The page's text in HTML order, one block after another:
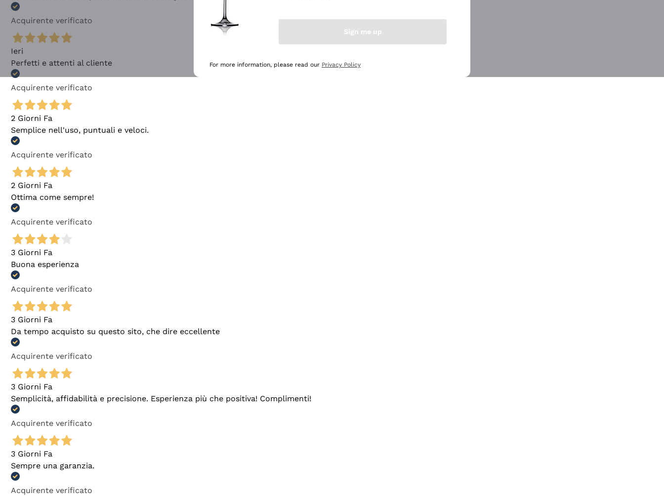
Acquirente verificato
Ieri
Perfetti e attenti al cliente
Acquirente verificato
2 Giorni Fa
Semplice nell'uso, puntuali e veloci.
Acquirente verificato
2 Giorni Fa
Ottima come sempre!
Acquirente verificato
3 Giorni Fa
Buona esperienza
Acquirente verificato
3 Giorni Fa
Da tempo acquisto su questo sito, che dire eccellente
Acquirente verificato
3 Giorni Fa
Semplicità, affidabilità e precisione. Esperienza più che positiva! Complimenti!
Acquirente verificato
3 Giorni Fa
Sempre una garanzia.
Acquirente verificato
Sign me up
For more information, please read our Privacy Policy